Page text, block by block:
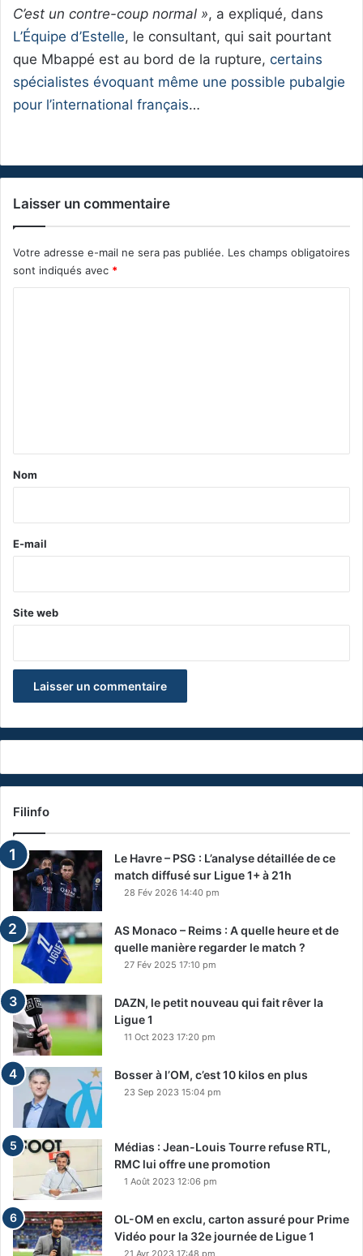
C’est un contre-coup normal », a expliqué, dans
L’Équipe d’Estelle, le consultant, qui sait pourtant
que Mbappé est au bord de la rupture, certains
spécialistes évoquant même une possible pubalgie
pour l’international français…
Laisser un commentaire
Votre adresse e-mail ne sera pas publiée. Les champs obligatoires
sont indiqués avec *
a
e
Nom
E-mail
Site web
Filinfo
Le Havre – PSG : L’analyse détaillée de ce
match diffusé sur Ligue 1+ à 21h
28 Fév 2026 14:40 pm
AS Monaco – Reims : A quelle heure et de
quelle manière regarder le match ?
27 Fév 2025 17:10 pm
DAZN, le petit nouveau qui fait rêver la
Ligue 1
11 Oct 2023 17:20 pm
Bosser à l’OM, c’est 10 kilos en plus
23 Sep 2023 15:04 pm
Médias : Jean-Louis Tourre refuse RTL,
RMC lui offre une promotion
1 Août 2023 12:06 pm
OL-OM en exclu, carton assuré pour Prime
Vidéo pour la 32e journée de Ligue 1
21 Avr 2023 17:48 pm